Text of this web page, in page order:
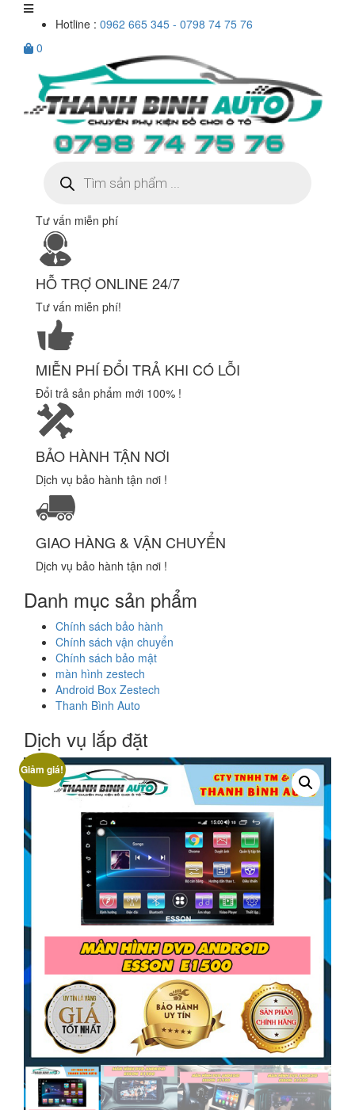
Hotline : 0962 665 345 - 0798 74 75 76
0
kiếm
sản
Tư vấn miễn phí
HỖ TRỢ ONLINE 24/7
Tư vấn miễn phí!
MIỄN PHÍ ĐỔI TRẢ KHI CÓ LỖI
Đổi trả sản phẩm mới 100% !
BẢO HÀNH TẬN NƠI
Dịch vụ bảo hành tận nơi !
GIAO HÀNG & VẬN CHUYỂN
Dịch vụ bảo hành tận nơi !
Danh mục sản phẩm
Chính sách bảo hành
Chính sách vận chuyển
Chính sách bảo mật
màn hình zestech
Android Box Zestech
Thanh Bình Auto
Dịch vụ lắp đặt
Giảm giá!